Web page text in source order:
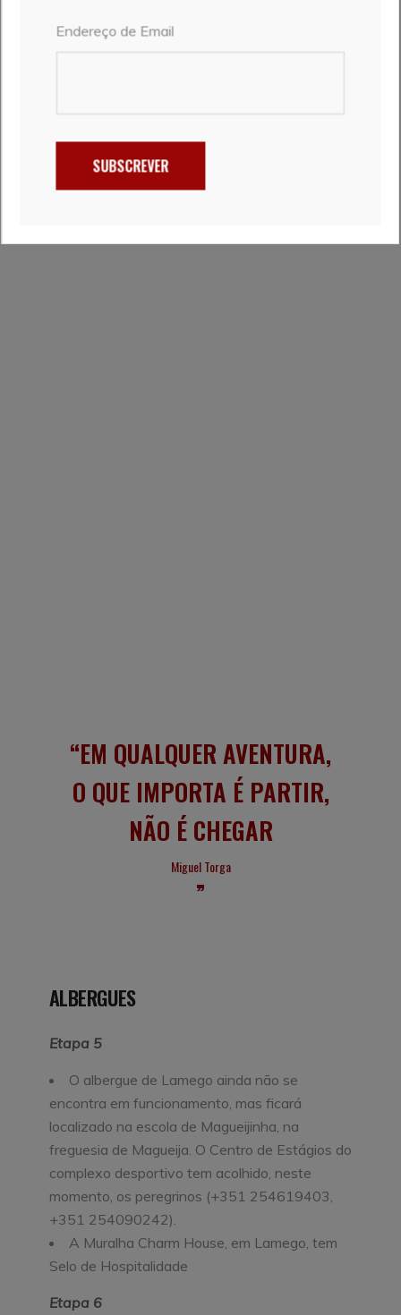
que resulta da conjugação feliz entre o planalto por
rio Paiva; Praia fluvial de Folgosa; Provar o Bolo
EM QUALQUER AVENTURA,
O QUE IMPORTA É PARTIR,
NÃO É CHEGAR
Miguel Torga
ALBERGUES
Etapa 5
O albergue de Lamego ainda não se
encontra em funcionamento, mas ficará
localizado na escola de Magueijinha, na
freguesia de Magueija. O Centro de Estágios do
complexo desportivo tem acolhido, neste
momento, os peregrinos (+351 254619403,
+351 254090242).
A Muralha Charm House, em Lamego, tem
Selo de Hospitalidade
Etapa 6
Endereço de Email
SUBSCREVER